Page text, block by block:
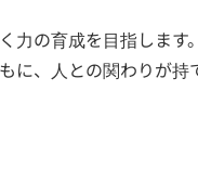
力の育成を目指します
に、人との関わりが持